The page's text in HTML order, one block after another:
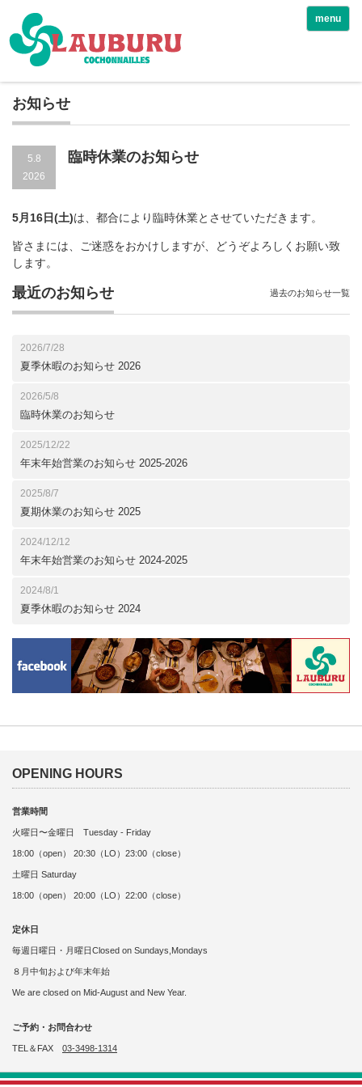
menu
お知らせ
5.8
2026
臨時休業のお知らせ
5月16日(土)は、都合により臨時休業とさせていただきます。
皆さまには、ご迷惑をおかけしますが、どうぞよろしくお願い致
します。
最近のお知らせ
2026/7/28
夏季休暇のお知らせ 2026
2026/5/8
臨時休業のお知らせ
2025/12/22
年末年始営業のお知らせ 2025-2026
2025/8/7
夏期休業のお知らせ 2025
2024/12/12
年末年始営業のお知らせ 2024-2025
2024/8/1
夏季休暇のお知らせ 2024
過去のお知らせ一覧
OPENING HOURS
営業時間
火曜日〜金曜日 Tuesday - Friday
18:00（open） 20:30（LO）23:00（close）
土曜日 Saturday
18:00（open） 20:00（LO）22:00（close）
定休日
毎週日曜日・月曜日Closed on Sundays,Mondays
８月中旬および年末年始
We are closed on Mid-August and New Year.
ご予約・お問合わせ
TEL＆FAX 03-3498-1314